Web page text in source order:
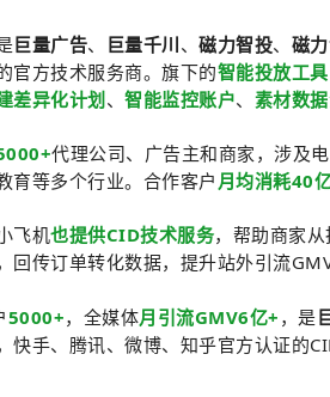
巨量广告、 巨量千川、 磁力智投、 磁
官方技术服务商。旗下的智能投放工具
差异化计划、 智能监控账户、 素材数
代理公司、广告主和商家，涉及
育等多个行业。合作客户 月均消耗40
飞机也提供CID技术服务，帮助商家
回传订单转化数据，提升站外引流
5000+，全媒体月引流GMV6亿+ ，是
快手、腾讯、微博、知乎官方认证的